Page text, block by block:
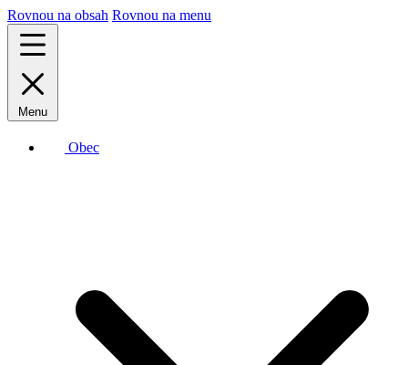
Rovnou na obsah Rovnou na menu
Menu
Obec